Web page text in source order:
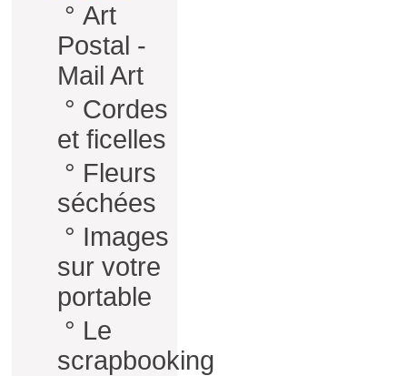
° Art
Postal -
Mail Art
° Cordes
et ficelles
° Fleurs
séchées
° Images
sur votre
portable
° Le
scrapbooking